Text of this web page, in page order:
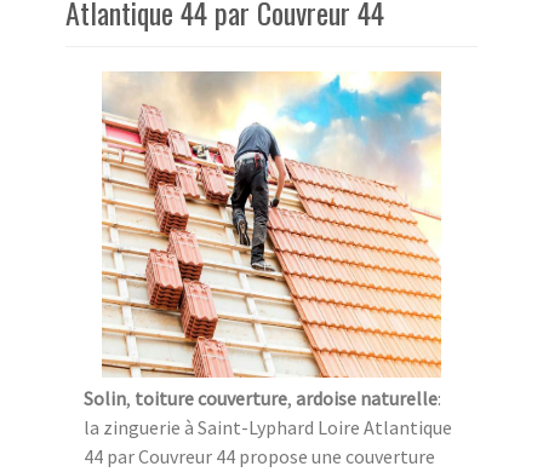
Atlantique 44 par Couvreur 44
Solin, toiture couverture, ardoise naturelle:
la zinguerie à Saint-Lyphard Loire Atlantique
44 par Couvreur 44 propose une couverture